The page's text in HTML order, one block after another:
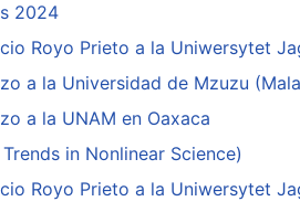
2024
Royo Prieto a la Uniwersytet
a la Universidad de Mzuzu
a la UNAM en Oaxaca
in Nonlinear Science)
Royo Prieto a la Uniwersytet